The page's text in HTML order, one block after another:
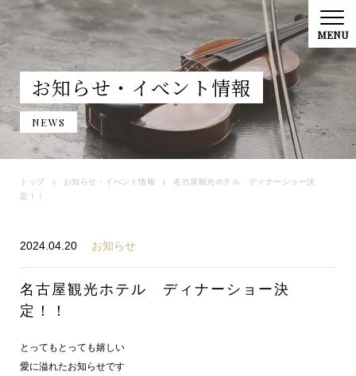
お知らせ・イべント情報
NEWS
トップ お知らせ・イべント情報
名古屋観光ホテル ディナーショー決
定！！
2024.04.20 お知らせ
名古屋観光ホテル ディナーショー決
定！！
とってもとっても嬉しい
愛に溢れたお知らせです